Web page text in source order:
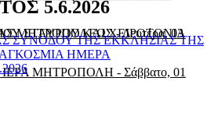
ΜΗΤΡΟΠΟΛΕΩΣ-Δευτέρα, 03
ΣΤΑΥΡΟΥ ΚΑΙ ΧΕΙΡΟΤΟΝΙΑ
ΜΗΤΡΟΠΟΛΗ - Σάββατο, 01
5.6.2026